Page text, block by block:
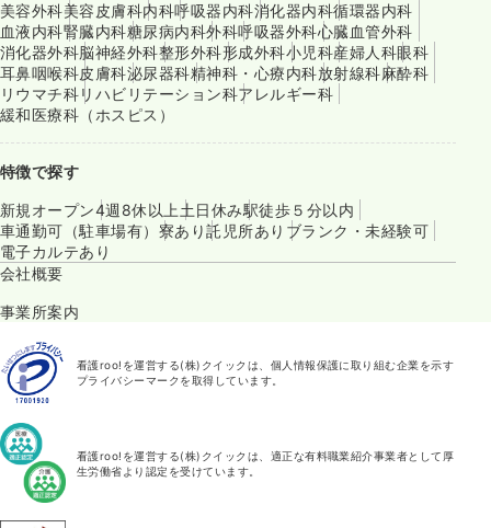
美容外科美容皮膚科内科呼吸器内科消化器内科循環器内科
血液内科腎臓内科糖尿病内科外科呼吸器外科心臓血管外科
消化器外科脳神経外科整形外科形成外科小児科産婦人科眼科
耳鼻咽喉科皮膚科泌尿器科精神科・心療内科放射線科麻酔科
リウマチ科リハビリテーション科アレルギー科
緩和医療科（ホスピス）
特徴で探す
新規オープン4週8休以上 土日休み駅徒歩５分以内
車通勤可（駐車場有） 寮あり託児所あり ブランク・未経験可
電子カルテあり
会社概要
事業所案内
看護roo!を運営する(株)クイックは、個人情報保護に取り組む企業を示す
プライバシーマークを取得しています。
看護roo!を運営する(株)クイックは、適正な有料職業紹介事業者として厚
生労働省より認定を受けています。